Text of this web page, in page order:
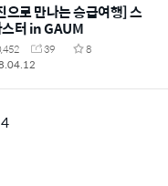
으로 만나는 승급여행] 스
터 in GAUM
39
8
4